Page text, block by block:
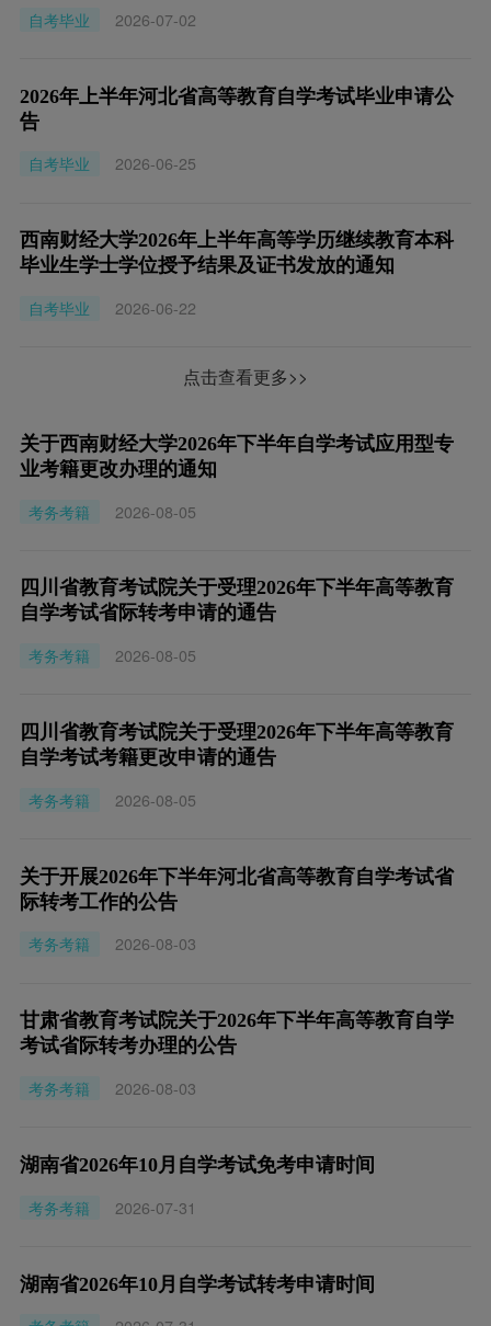
自考毕业
2026-07-02
2026年上半年河北省高等教育自学考试毕业申请公
告
自考毕业
2026-06-25
西南财经大学2026年上半年高等学历继续教育本科
毕业生学士学位授予结果及证书发放的通知
自考毕业
2026-06-22
点击查看更多>>
关于西南财经大学2026年下半年自学考试应用型专
业考籍更改办理的通知
考务考籍
2026-08-05
四川省教育考试院关于受理2026年下半年高等教育
自学考试省际转考申请的通告
考务考籍
2026-08-05
四川省教育考试院关于受理2026年下半年高等教育
自学考试考籍更改申请的通告
考务考籍
2026-08-05
关于开展2026年下半年河北省高等教育自学考试省
际转考工作的公告
考务考籍
2026-08-03
甘肃省教育考试院关于2026年下半年高等教育自学
考试省际转考办理的公告
考务考籍
2026-08-03
湖南省2026年10月自学考试免考申请时间
考务考籍
2026-07-31
湖南省2026年10月自学考试转考申请时间